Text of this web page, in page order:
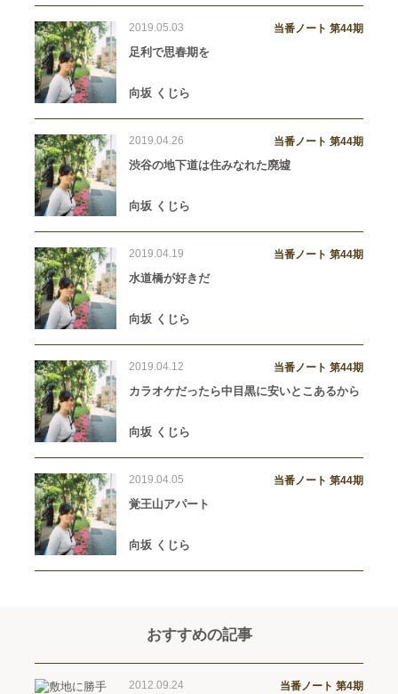
2019.05.03 当番ノート 第44期
足利で思春期を
向坂 くじら
2019.04.26 当番ノート 第44期
渋谷の地下道は住みなれた廃墟
向坂 くじら
2019.04.19 当番ノート 第44期
水道橋が好きだ
向坂 くじら
2019.04.12 当番ノート 第44期
カラオケだったら中目黒に安いとこあるから
向坂 くじら
2019.04.05 当番ノート 第44期
覚王山アパート
向坂 くじら
おすすめの記事
2012.09.24 当番ノート 第4期